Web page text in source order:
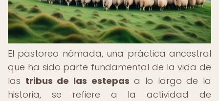
El pastoreo nómada, una práctica ancestral
que ha sido parte fundamental de la vida de
las tribus de las estepas a lo largo de la
historia, se refiere a la actividad de